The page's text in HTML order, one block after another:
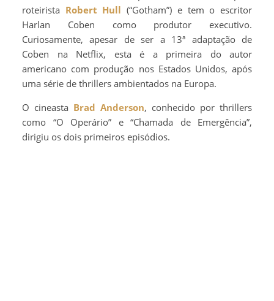
roteirista Robert Hull (“Gotham”) e tem o escritor
Harlan Coben como produtor executivo.
Curiosamente, apesar de ser a 13ª adaptação de
Coben na Netflix, esta é a primeira do autor
americano com produção nos Estados Unidos, após
uma série de thrillers ambientados na Europa.
O cineasta Brad Anderson, conhecido por thrillers
como “O Operário” e “Chamada de Emergência”,
dirigiu os dois primeiros episódios.